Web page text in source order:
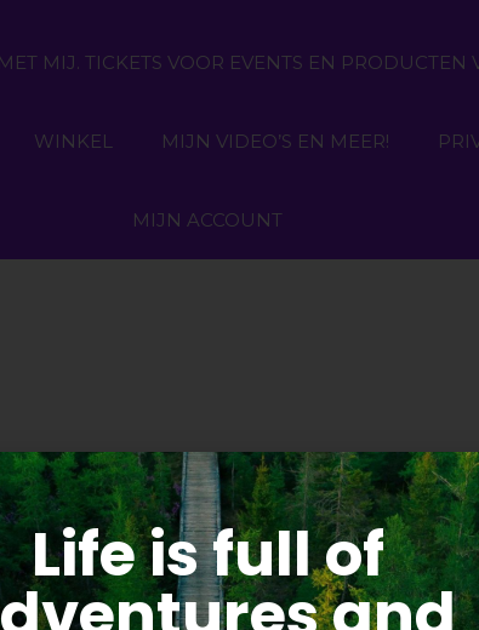
MIJ. TICKETS VOOR EVENTS EN
WINKEL MIJN VIDEO’S EN MEER!
MIJN ACCOUNT
Life is full of